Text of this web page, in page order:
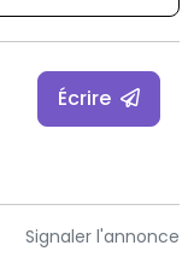
Écrire
Signaler l'annonce